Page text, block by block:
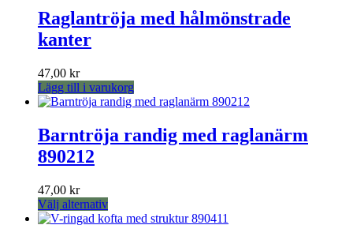
väljas
på
Raglantröja med hålmönstrade
kanter
47,00 kr
Lägg till i varukorg
Barntröja randig med raglanärm
890212
47,00 kr
Välj alternativDen
här